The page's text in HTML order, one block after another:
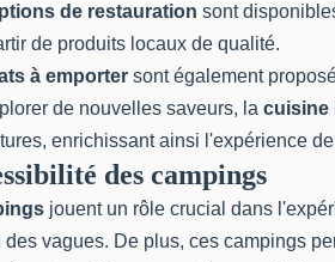
de restauration sont
de produits locaux de qualité.
à emporter sont également
de nouvelles saveurs, la cuisine
enrichissant ainsi l'expérience
des campings
jouent un rôle crucial dans
vagues. De plus, ces campings